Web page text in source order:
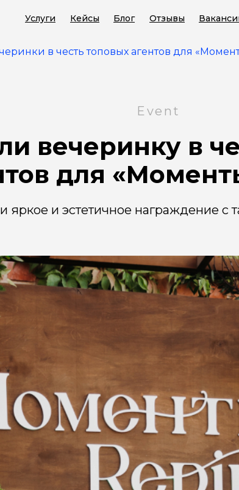
Отзывы
Блог
Кейсы
Услуги
в честь топовых агентов для
Event
вечеринку в
для
яркое и эстетичное награждение с